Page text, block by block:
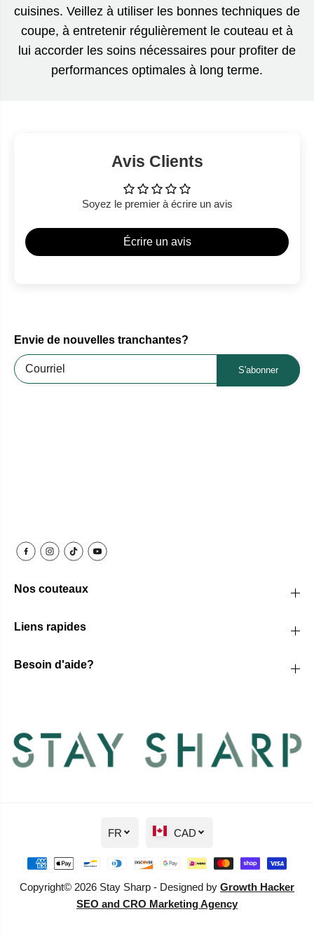
cuisines. Veillez à utiliser les bonnes techniques de
coupe, à entretenir régulièrement le couteau et à
lui accorder les soins nécessaires pour profiter de
performances optimales à long terme.
Avis Clients
Soyez le premier à écrire un avis
Écrire un avis
Envie de nouvelles tranchantes?
S'abonner
Nos couteaux
Liens rapides
Besoin d'aide?
Copyright© 2026 Stay Sharp - Designed by Growth Hacker
SEO and CRO Marketing Agency
FR CAD